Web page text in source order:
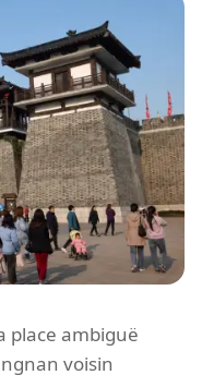
place ambiguë
voisin